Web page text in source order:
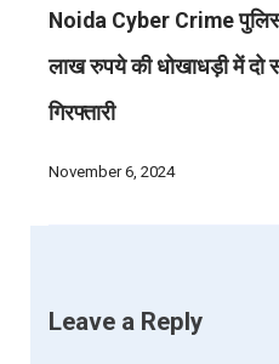
Noida Cyber Crime
लाख रुपये की धोखाधड़ी में दो
गिरफ्तारी
November 6, 2024
Leave a Reply